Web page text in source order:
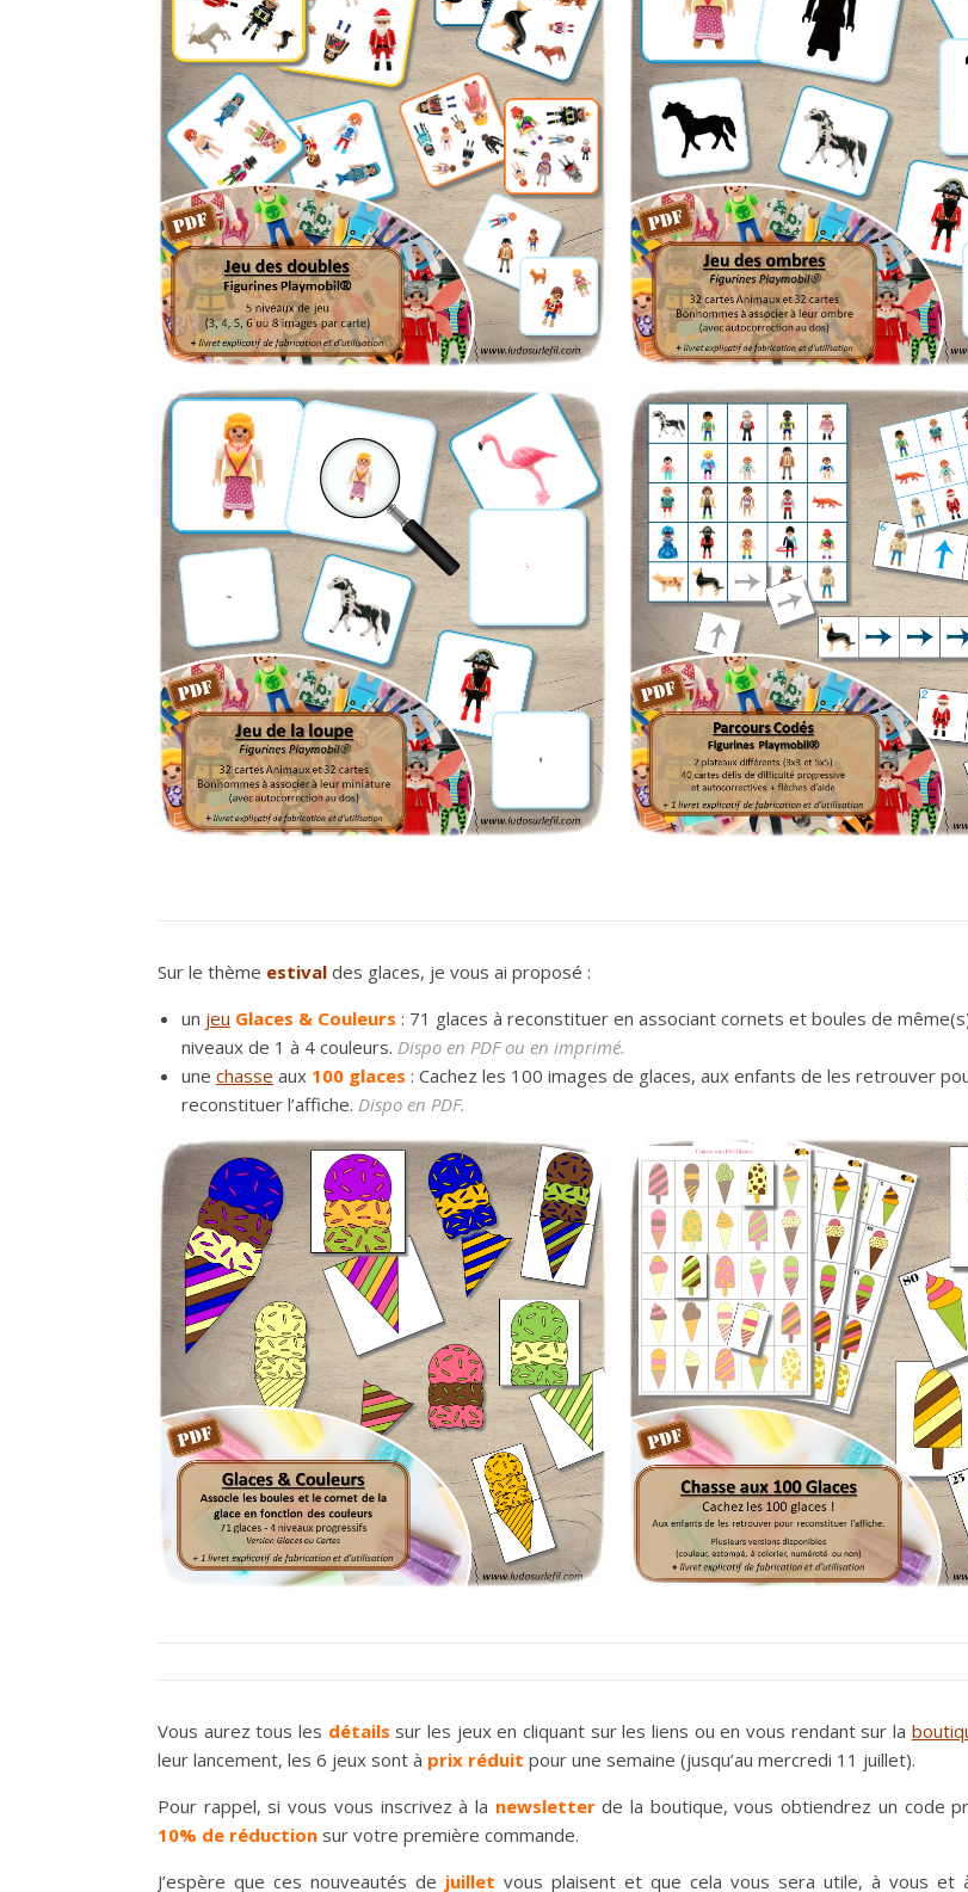
Sur le thème estival des glaces, je vous ai proposé :
un jeu Glaces & Couleurs : 71 glaces à reconstituer en associant cornets et boules de
niveaux de 1 à 4 couleurs. Dispo en PDF ou en imprimé.
une chasse aux 100 glaces : Cachez les 100 images de glaces, aux enfants de les retrouver
reconstituer l’affiche. Dispo en PDF.
Vous aurez tous les détails sur les jeux en cliquant sur les liens ou en vous rendant sur la
leur lancement, les 6 jeux sont à prix réduit pour une semaine (jusqu’au mercredi 11 juillet).
Pour rappel, si vous vous inscrivez à la newsletter de la boutique, vous obtiendrez un code
10% de réduction sur votre première commande.
J’espère que ces nouveautés de juillet vous plaisent et que cela vous sera utile, à vous et